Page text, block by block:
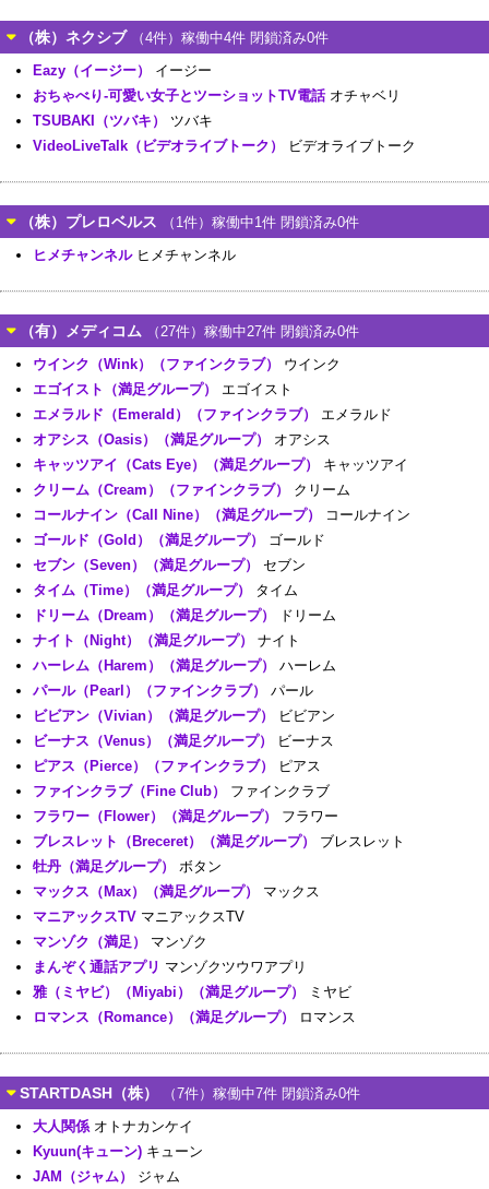
（株）ネクシブ （4件）稼働中4件 閉鎖済み0件
Eazy（イージー）
イージー
おちゃべり-可愛い女子とツーショットTV電話オチャベリ
TSUBAKI（ツバキ）
ツバキ
VideoLiveTalk（ビデオライブトーク）
ビデオライブトーク
（株）プレロベルス （1件）稼働中1件 閉鎖済み0件
ヒメチャンネルヒメチャンネル
（有）メディコム （27件）稼働中27件 閉鎖済み0件
ウインク（Wink）（ファインクラブ）
ウインク
エゴイスト（満足グループ）
エゴイスト
エメラルド（Emerald）（ファインクラブ）
エメラルド
オアシス（Oasis）（満足グループ）
オアシス
キャッツアイ（Cats Eye）（満足グループ）
キャッツアイ
クリーム（Cream）（ファインクラブ）
クリーム
コールナイン（Call Nine）（満足グループ）
コールナイン
ゴールド（Gold）（満足グループ）
ゴールド
セブン（Seven）（満足グループ）
セブン
タイム（Time）（満足グループ）
タイム
ドリーム（Dream）（満足グループ）
ドリーム
ナイト（Night）（満足グループ）
ナイト
ハーレム（Harem）（満足グループ）
ハーレム
パール（Pearl）（ファインクラブ）
パール
ビビアン（Vivian）（満足グループ）
ビビアン
ビーナス（Venus）（満足グループ）
ビーナス
ピアス（Pierce）（ファインクラブ）
ピアス
ファインクラブ（Fine Club）
ファインクラブ
フラワー（Flower）（満足グループ）
フラワー
ブレスレット（Breceret）（満足グループ）
ブレスレット
牡丹（満足グループ）
ボタン
マックス（Max）（満足グループ）
マックス
マニアックスTV マニアックスTV
マンゾク（満足）
マンゾク
まんぞく通話アプリ マンゾクツウワアプリ
雅（ミヤビ）（Miyabi）（満足グループ）
ミヤビ
ロマンス（Romance）（満足グループ）
ロマンス
STARTDASH（株） （7件）稼働中7件 閉鎖済み0件
大人関係 オトナカンケイ
Kyuun(キューン) キューン
JAM（ジャム）
ジャム